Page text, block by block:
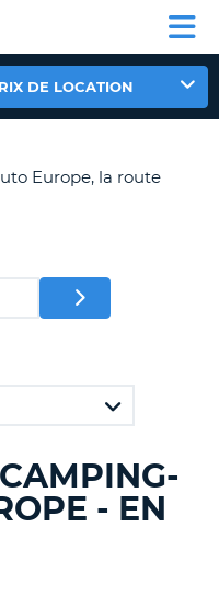
CLIENT
DE LOCATION
Europe, la route
- EN